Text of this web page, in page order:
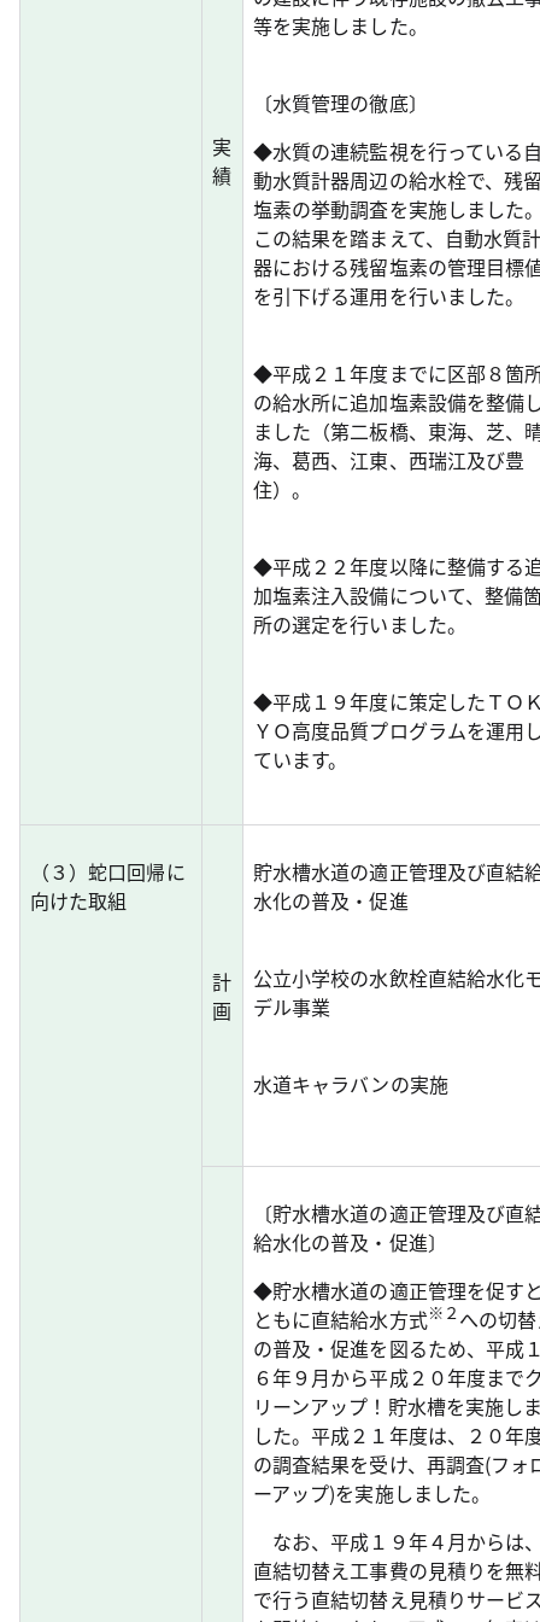
実
績
等を実施しました。
〔水質管理の徹底〕
◆水質の連続監視を行っている
動水質計器周辺の給水栓で、残
塩素の挙動調査を実施しました
この結果を踏まえて、自動水質
器における残留塩素の管理目標
を引下げる運用を行いました。
◆平成２１年度までに区部８箇
の給水所に追加塩素設備を整備
ました（第二板橋、東海、芝、
海、葛西、江東、西瑞江及び豊
住）。
◆平成２２年度以降に整備する
加塩素注入設備について、整備
所の選定を行いました。
◆平成１９年度に策定したＴＯ
ＹＯ高度品質プログラムを運用
ています。
（３）蛇口回帰に
向けた取組
計
画
貯水槽水道の適正管理及び直結
水化の普及・促進
公立小学校の水飲栓直結給水化
デル事業
水道キャラバンの実施
〔貯水槽水道の適正管理及び直
給水化の普及・促進〕
◆貯水槽水道の適正管理を促す
ともに直結給水方式※２への切
の普及・促進を図るため、平成
６年９月から平成２０年度まで
リーンアップ！貯水槽を実施し
した。平成２１年度は、２０年
の調査結果を受け、再調査(フォ
ーアップ)を実施しました。
なお、平成１９年４月からは
直結切替え工事費の見積りを無
で行う直結切替え見積りサービ